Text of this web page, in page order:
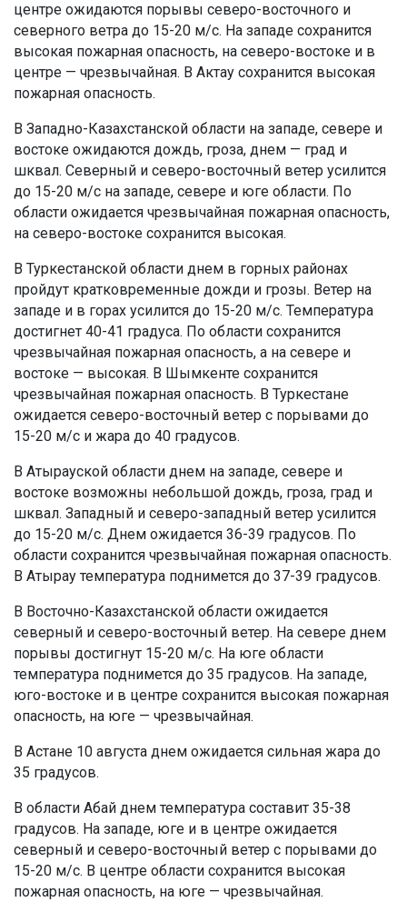
центре ожидаются порывы северо-восточного и
северного ветра до 15-20 м/с. На западе сохранится
высокая пожарная опасность, на северо-востоке и в
центре — чрезвычайная. В Актау сохранится высокая
пожарная опасность.
В Западно-Казахстанской области на западе, севере и
востоке ожидаются дождь, гроза, днем — град и
шквал. Северный и северо-восточный ветер усилится
до 15-20 м/с на западе, севере и юге области. По
области ожидается чрезвычайная пожарная опасность,
на северо-востоке сохранится высокая.
В Туркестанской области днем в горных районах
пройдут кратковременные дожди и грозы. Ветер на
западе и в горах усилится до 15-20 м/с. Температура
достигнет 40-41 градуса. По области сохранится
чрезвычайная пожарная опасность, а на севере и
востоке — высокая. В Шымкенте сохранится
чрезвычайная пожарная опасность. В Туркестане
ожидается северо-восточный ветер с порывами до
15-20 м/с и жара до 40 градусов.
В Атырауской области днем на западе, севере и
востоке возможны небольшой дождь, гроза, град и
шквал. Западный и северо-западный ветер усилится
до 15-20 м/с. Днем ожидается 36-39 градусов. По
области сохранится чрезвычайная пожарная опасность.
В Атырау температура поднимется до 37-39 градусов.
В Восточно-Казахстанской области ожидается
северный и северо-восточный ветер. На севере днем
порывы достигнут 15-20 м/с. На юге области
температура поднимется до 35 градусов. На западе,
юго-востоке и в центре сохранится высокая пожарная
опасность, на юге — чрезвычайная.
В Астане 10 августа днем ожидается сильная жара до
35 градусов.
В области Абай днем температура составит 35-38
градусов. На западе, юге и в центре ожидается
северный и северо-восточный ветер с порывами до
15-20 м/с. В центре области сохранится высокая
пожарная опасность, на юге — чрезвычайная.